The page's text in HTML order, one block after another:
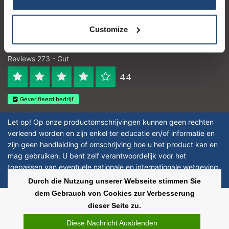
Customize
Logo eigendom van TrustPilot
Reviews 273 - Gut
4.4
Geverifieerd bedrijf
Let op! Op onze productomschrijvingen kunnen geen rechten
verleend worden en zijn enkel ter educatie en/of informatie en
zijn geen handleiding of omschrijving hoe u het product kan en
mag gebruiken. U bent zelf verantwoordelijk voor het
toepassen van eventuele nationale en internationale wetgeving
omtrent het gebruik van chemicaliën.
InStijl Media | Alle Preise verstehen sich ohne
Durch die Nutzung unserer Webseite stimmen Sie
dem Gebrauch von Cookies zur Verbesserung
dieser Seite zu.
Diese Nachricht Ausblenden